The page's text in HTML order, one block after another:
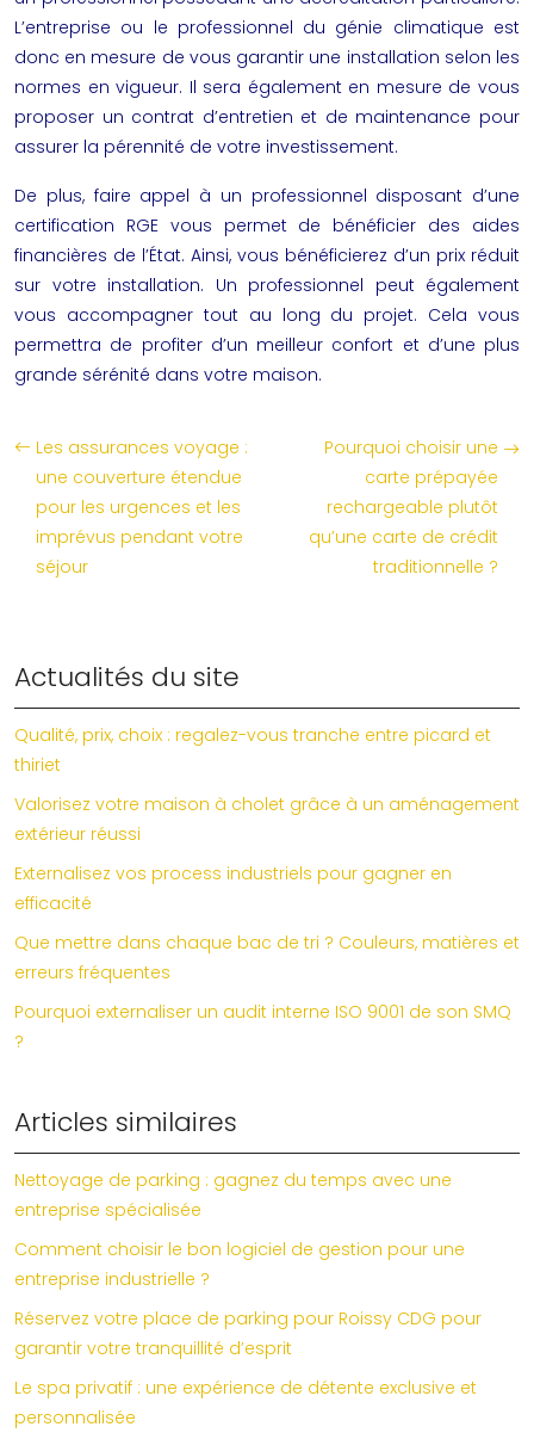
L’entreprise ou le professionnel du génie climatique est
donc en mesure de vous garantir une installation selon les
normes en vigueur. Il sera également en mesure de vous
proposer un contrat d’entretien et de maintenance pour
assurer la pérennité de votre investissement.
De plus, faire appel à un professionnel disposant d’une
certification RGE vous permet de bénéficier des aides
financières de l’État. Ainsi, vous bénéficierez d’un prix réduit
sur votre installation. Un professionnel peut également
vous accompagner tout au long du projet. Cela vous
permettra de profiter d’un meilleur confort et d’une plus
grande sérénité dans votre maison.
Les assurances voyage :
une couverture étendue
pour les urgences et les
imprévus pendant votre
séjour
Pourquoi choisir une
carte prépayée
rechargeable plutôt
qu’une carte de crédit
traditionnelle ?
Actualités du site
Qualité, prix, choix : regalez-vous tranche entre picard et
thiriet
Valorisez votre maison à cholet grâce à un aménagement
extérieur réussi
Externalisez vos process industriels pour gagner en
efficacité
Que mettre dans chaque bac de tri ? Couleurs, matières et
erreurs fréquentes
Pourquoi externaliser un audit interne ISO 9001 de son SMQ
?
Articles similaires
Nettoyage de parking : gagnez du temps avec une
entreprise spécialisée
Comment choisir le bon logiciel de gestion pour une
entreprise industrielle ?
Réservez votre place de parking pour Roissy CDG pour
garantir votre tranquillité d’esprit
Le spa privatif : une expérience de détente exclusive et
personnalisée